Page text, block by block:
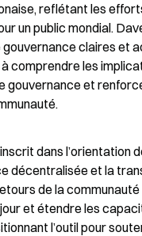
reflétant les
un public mondial.
gouvernance claires et
comprendre les
gouvernance et
dans l’orientation
décentralisée et la
de la
et étendre les
l’outil pour